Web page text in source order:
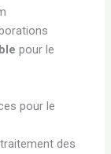
pour le
pour le
des